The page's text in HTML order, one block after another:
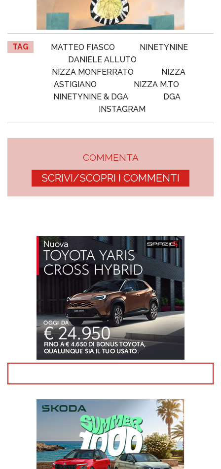
TAG MATTEO FIASCO
NINETYNINE
DANIELE ALLUTO
NIZZA MONFERRATO
NIZZA
ASTIGIANO
NIZZA M.TO
NINETYNINE & DGA
DGA
INSTAGRAM
COMMENTA
SCRIVI/SCOPRI I COMMENTI